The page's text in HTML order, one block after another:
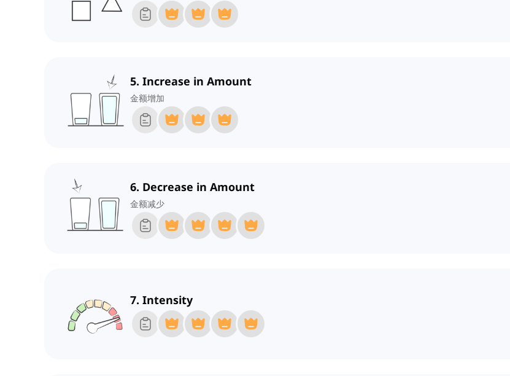
5. Increase in Amount
金额增加
6. Decrease in Amount
金额减少
7. Intensity